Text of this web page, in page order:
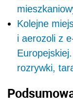
Kolejne
i aerozoli z
rozrywki,